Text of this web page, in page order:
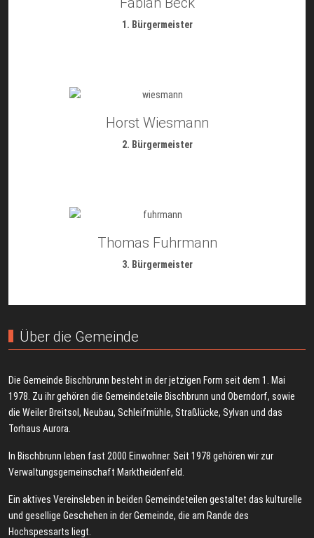
1. Bürgermeister
Horst Wiesmann
2. Bürgermeister
Thomas Fuhrmann
3. Bürgermeister
Über die Gemeinde
Die Gemeinde Bischbrunn besteht in der jetzigen Form seit dem 1. Mai
1978. Zu ihr gehören die Gemeindeteile Bischbrunn und Oberndorf, sowie
die Weiler Breitsol, Neubau, Schleifmühle, Straßlücke, Sylvan und das
Torhaus Aurora.
In Bischbrunn leben fast 2000 Einwohner. Seit 1978 gehören wir zur
Verwaltungsgemeinschaft Marktheidenfeld.
Ein aktives Vereinsleben in beiden Gemeindeteilen gestaltet das kulturelle
und gesellige Geschehen in der Gemeinde, die am Rande des
Hochspessarts liegt.